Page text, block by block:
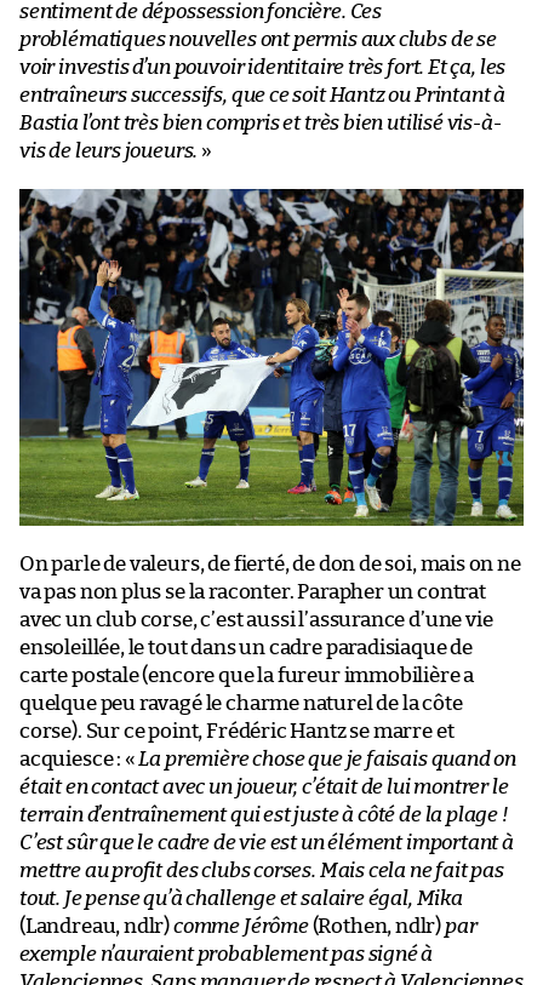
sentiment de dépossession foncière. Ces
problématiques nouvelles ont permis aux clubs de se
voir investis d’un pouvoir identitaire très fort. Et ça, les
entraîneurs successifs, que ce soit Hantz ou Printant à
Bastia l’ont très bien compris et très bien utilisé vis-à-
vis de leurs joueurs. »
On parle de valeurs, de fierté, de don de soi, mais on ne
va pas non plus se la raconter. Parapher un contrat
avec un club corse, c’est aussi l’assurance d’une vie
ensoleillée, le tout dans un cadre paradisiaque de
carte postale (encore que la fureur immobilière a
quelque peu ravagé le charme naturel de la côte
corse). Sur ce point, Frédéric Hantz se marre et
acquiesce : « La première chose que je faisais quand on
était en contact avec un joueur, c’était de lui montrer le
terrain d’entraînement qui est juste à côté de la plage !
C’est sûr que le cadre de vie est un élément important à
mettre au profit des clubs corses. Mais cela ne fait pas
tout. Je pense qu’à challenge et salaire égal, Mika
(Landreau, ndlr)comme Jérôme(Rothen, ndlr) par
exemple n’auraient probablement pas signé à